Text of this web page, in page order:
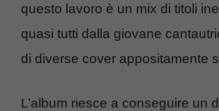
questo lavoro è un mix di titoli
quasi tutti dalla giovane
di diverse cover appositamente
L’album riesce a conseguire un